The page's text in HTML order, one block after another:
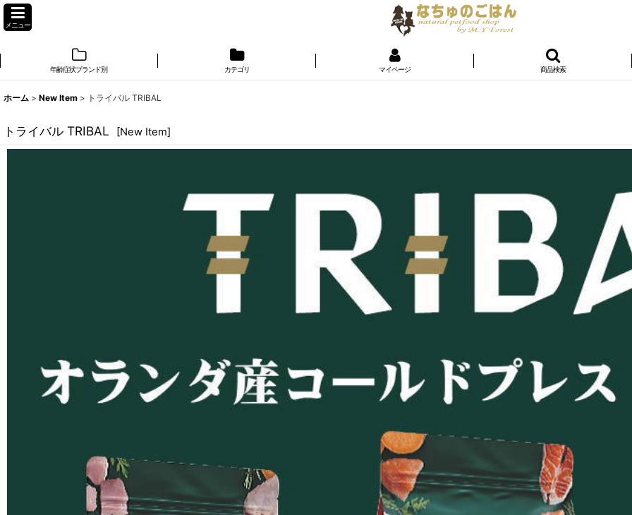
メニュー
年齢症状ブランド別 カテゴリ マイページ 商品検索
ホーム > New Item > トライバル TRIBAL
トライバル TRIBAL [New Item]